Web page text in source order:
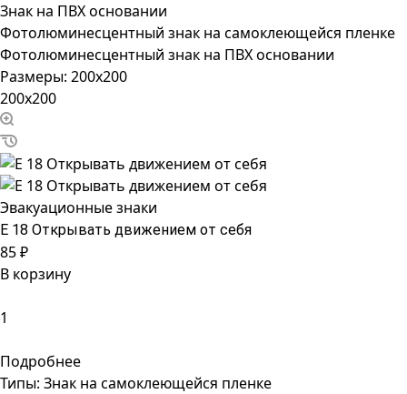
Знак на ПВХ основании
Фотолюминесцентный знак на самоклеющейся пленке
Фотолюминесцентный знак на ПВХ основании
Размеры: 200x200
200x200
Эвакуационные знаки
Е 18 Открывать движением от себя
85 ₽
В корзину
Подробнее
Типы: Знак на самоклеющейся пленке